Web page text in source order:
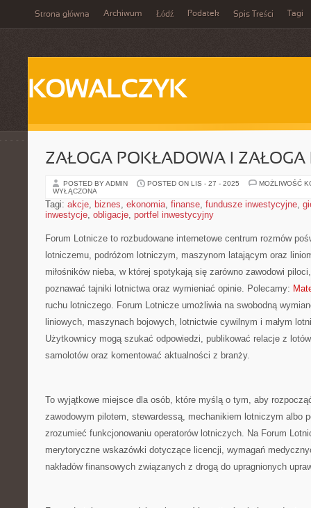
Strona główna Archiwum Łódź Podatek Spis Treści Tagi
KOWALCZYK
ZAŁOGA POKŁADOWA I
POSTED BY ADMIN POSTED ON LIS - 27 - 2025
MOŻLIWOŚĆ
WYŁĄCZONA
Tagi: akcje, biznes, ekonomia, finanse, fundusze inwestycyjne,
inwestycje, obligacje, portfel inwestycyjny
Forum Lotnicze to rozbudowane internetowe centrum rozmów
lotniczemu, podróżom lotniczym, maszynom latającym oraz
miłośników nieba, w której spotykają się zarówno zawodowi
poznawać tajniki lotnictwa oraz wymieniać opinie. Polecamy:
ruchu lotniczego. Forum Lotnicze umożliwia na swobodną
liniowych, maszynach bojowych, lotnictwie cywilnym i małym
Użytkownicy mogą szukać odpowiedzi, publikować relacje z
samolotów oraz komentować aktualności z branży.
To wyjątkowe miejsce dla osób, które myślą o tym, aby
zawodowym pilotem, stewardessą, mechanikiem lotniczym albo
zrozumieć funkcjonowaniu operatorów lotniczych. Na Forum
merytoryczne wskazówki dotyczące licencji, wymagań
nakładów finansowych związanych z drogą do upragnionych